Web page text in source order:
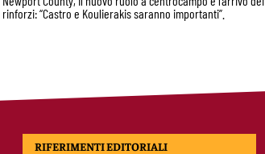
rinforzi: “Castro e Koulierakis saranno importanti”.
RIFERIMENTI EDITORIALI